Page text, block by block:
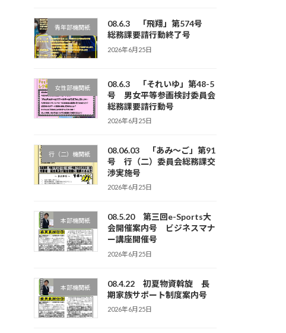
青年部機関紙
08.6.3 「飛翔」第574号
総務課要請行動終了号
2026年6月25日
女性部機関紙
08.6.3 「それいゆ」第48-5
号 男女平等参画検討委員会
総務課要請行動号
2026年6月25日
行（二）機関紙
08.06.03 「あみ～ご」第91
号 行（二）委員会総務課交
渉実施号
2026年6月25日
本部機関紙
08.5.20 第三回e-Sports大
会開催案内号 ビジネスマナ
ー講座開催号
2026年6月25日
本部機関紙
08.4.22 初夏物資斡旋 長
期家族サポート制度案内号
2026年6月25日